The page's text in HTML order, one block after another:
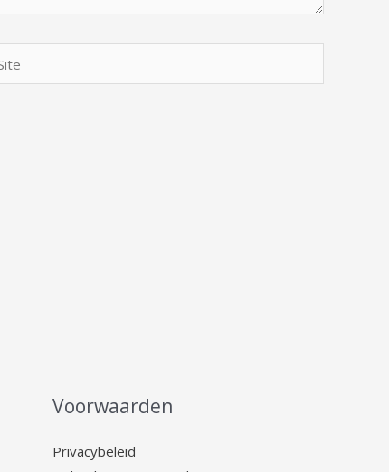
Voorwaarden
Privacybeleid